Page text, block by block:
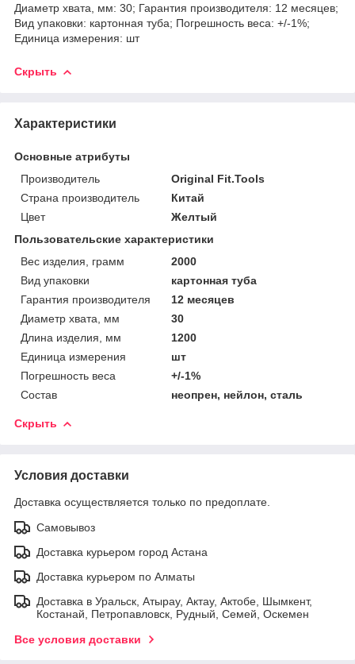
Диаметр хвата, мм: 30; Гарантия производителя: 12 месяцев;
Вид упаковки: картонная туба; Погрешность веса: +/-1%;
Единица измерения: шт
Скрыть
Характеристики
Основные атрибуты
Производитель
Original Fit.Tools
Страна производитель
Китай
Цвет
Желтый
Пользовательские характеристики
Вес изделия, грамм
2000
Вид упаковки
картонная туба
Гарантия производителя
12 месяцев
Диаметр хвата, мм
30
Длина изделия, мм
1200
Единица измерения
шт
Погрешность веса
+/-1%
Состав
неопрен, нейлон, сталь
Скрыть
Условия доставки
Доставка осуществляется только по предоплате.
Самовывоз
Доставка курьером город Астана
Доставка курьером по Алматы
Доставка в Уральск, Атырау, Актау, Актобе, Шымкент,
Костанай, Петропавловск, Рудный, Семей, Оскемен
Все условия доставки